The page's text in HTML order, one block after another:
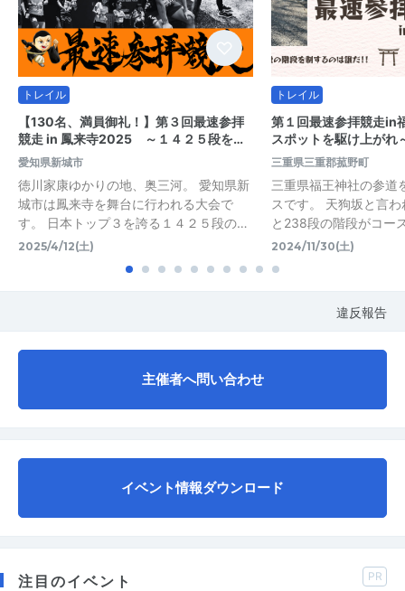
トレイル
【130名、満員御礼！】第３回最速参拝
競走 in 鳳来寺2025 ～１４２５段を…
愛知県新城市
徳川家康ゆかりの地、奥三河。 愛知県新
城市は鳳来寺を舞台に行われる大会で
す。 日本トップ３を誇る１４２５段の…
2025/4/12(土)
トレイル
第１回最速参拝競走in
スポットを駆け上がれ
三重県三重郡菰野町
三重県福王神社の参道
スです。 天狗坂と言
と238段の階段がコー
2024/11/30(土)
違反報告
主催者へ問い合わせ
イベント情報ダウンロード
注目のイベント PR